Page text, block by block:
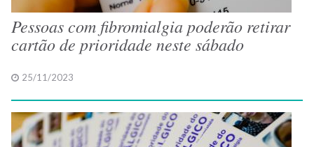
Pessoas com fibromialgia poderão retirar
cartão de prioridade neste sábado
25/11/2023